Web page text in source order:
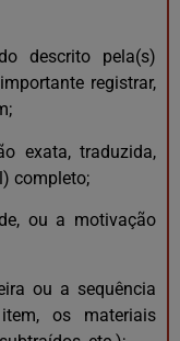
descrito pela(s)
registrar,
exata, traduzida,
completo;
ou a motivação
ou a sequência
item, os materiais